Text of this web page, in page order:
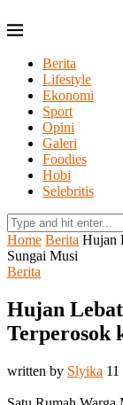
Berita
Lifestyle
Ekonomi
Sport
Opini
Galeri
Foodies
Hobi
Selebritis
Home Berita Hujan
Sungai Musi
Berita
Hujan
Terperosok
written by Slyika